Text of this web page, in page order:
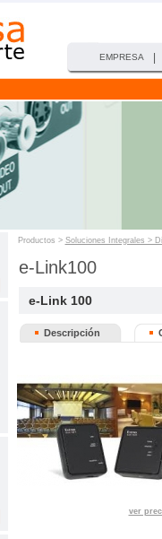
EMPRESA
Productos > Soluciones Integrales >
e-Link100
e-Link 100
Descripción
ver